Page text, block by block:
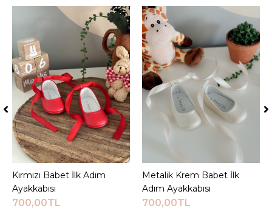
Sepete Ekle
Kırmızı Babet İlk Adım
Ayakkabısı
700,00TL
Sepete Ekle
Metalik Krem Babet İlk
Adım Ayakkabısı
700,00TL